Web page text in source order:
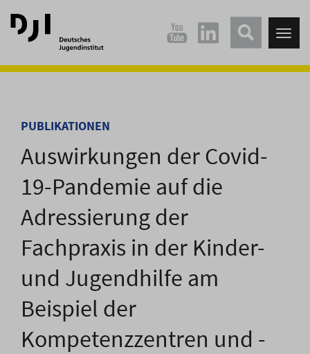
Direkt
zum
Hauptinhalt
Direkt
zum
Hauptmenü
PUBLIKATIONEN
Auswirkungen der Covid-
19-Pandemie auf die
Adressierung der
Fachpraxis in der Kinder-
und Jugendhilfe am
Beispiel der
Kompetenzzentren und -